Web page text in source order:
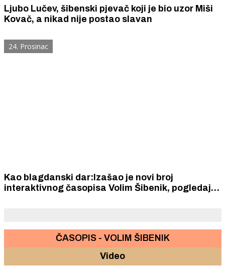
Ljubo Lučev, šibenski pjevač koji je bio uzor Miši
Kovač, a nikad nije postao slavan
24. Prosinac
Kao blagdanski dar:Izašao je novi broj
interaktivnog časopisa Volim Šibenik, pogledajte
ČASOPIS - VOLIM ŠIBENIK
Video